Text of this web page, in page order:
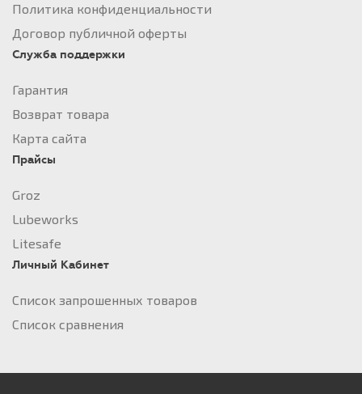
Политика конфиденциальности
Договор публичной оферты
Служба поддержки
Гарантия
Возврат товара
Карта сайта
Прайсы
Groz
Lubeworks
Litesafe
Личный Кабинет
Список запрошенных товаров
Список сравнения